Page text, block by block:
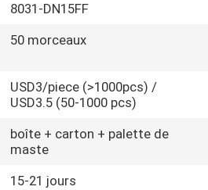
8031-DN15FF
50 morceaux
USD3/piece (>1000pcs) /
USD3.5 (50-1000 pcs)
boîte + carton + palette de
maste
15-21 jours